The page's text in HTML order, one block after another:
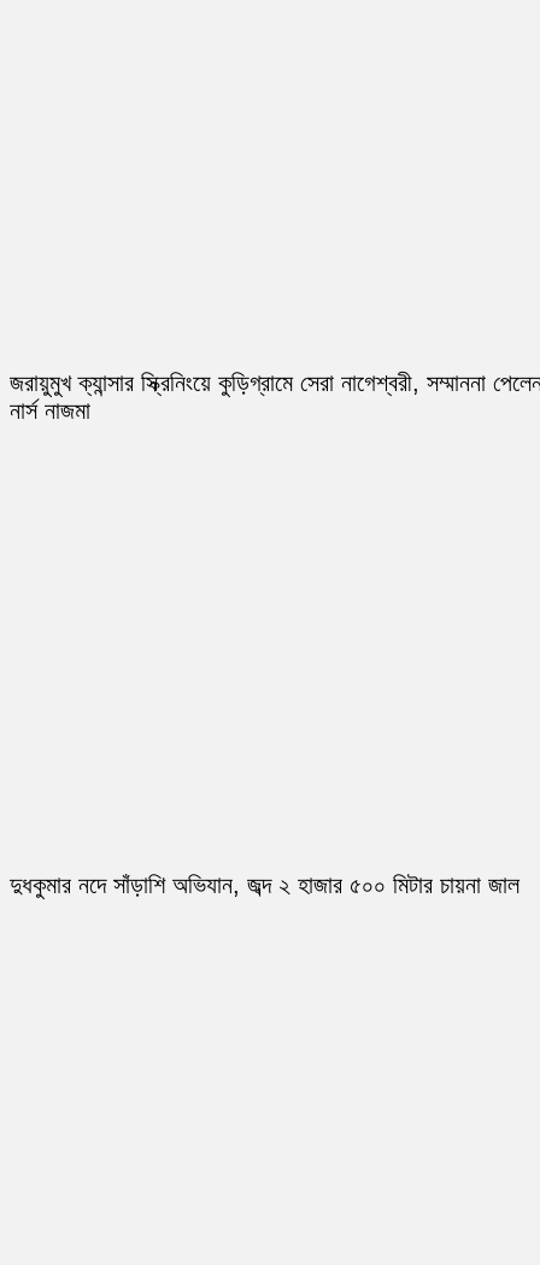
জরায়ুমুখ ক্যান্সার স্ক্রিনিংয়ে কুড়িগ্রামে সেরা নাগেশ্বরী, সম্মাননা
নার্স নাজমা
দুধকুমার নদে সাঁড়াশি অভিযান, জব্দ ২ হাজার ৫০০ মিটার চায়না জাল